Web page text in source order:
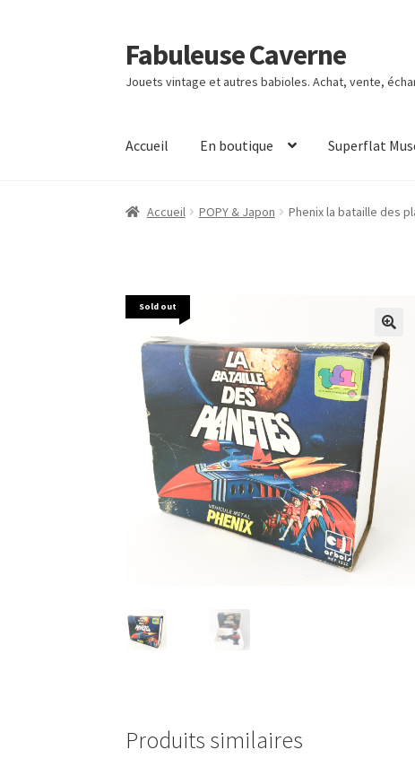
Aller
à
la
Aller
au
contenu
Fabuleuse Caverne
Jouets vintage et autres babioles. Achat, vente,
Accueil En boutique Superflat
Accueil POPY & Japon Phenix la bataille des
Sold out
Produits similaires